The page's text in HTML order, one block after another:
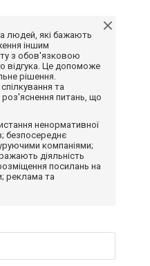
людей, які бажають
іншим
з обов'язковою
відгука. Це допоможе
рішення.
та
питань, що
ненормативної
безпосереднє
компаніями;
діяльність
посилань на
реклама та